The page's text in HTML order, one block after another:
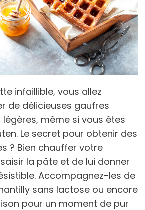
infaillible, vous allez
de délicieuses gaufres
même si vous êtes
Le secret pour obtenir des
? Bien chauffer votre
la pâte et de lui donner
Accompagnez-les de
sans lactose ou encore
pour un moment de pur